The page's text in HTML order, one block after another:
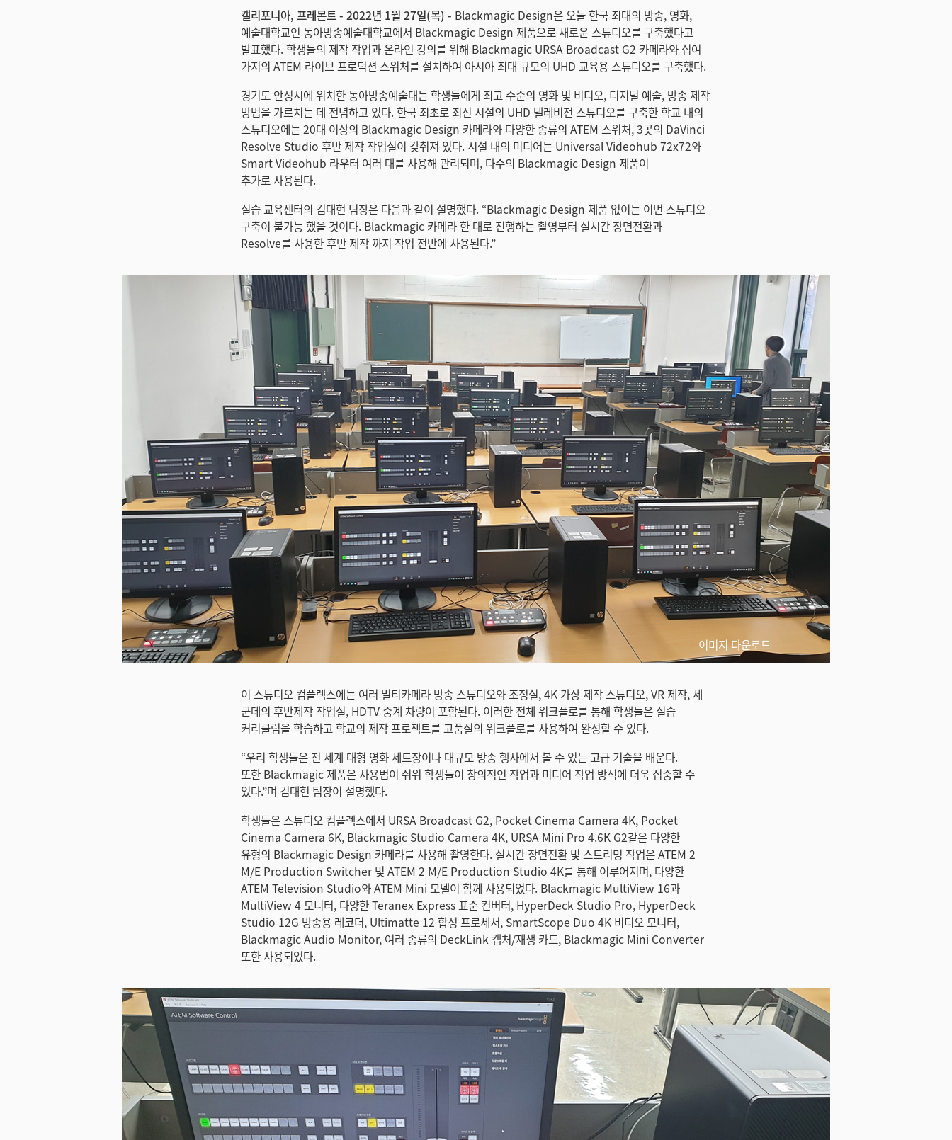
캘리포니아, 프레몬트 - 2022년 1월 27일(목) - Blackmagic Design은 오늘 한국 최대의 방송, 영화,
예술대학교인 동아방송예술대학교에서 Blackmagic Design 제품으로 새로운 스튜디오를 구축했다고
발표했다. 학생들의 제작 작업과 온라인 강의를 위해 Blackmagic URSA Broadcast G2 카메라와 십여
가지의 ATEM 라이브 프로덕션 스위처를 설치하여 아시아 최대 규모의 UHD 교육용 스튜디오를 구축했다.
경기도 안성시에 위치한 동아방송예술대는 학생들에게 최고 수준의 영화 및 비디오, 디지털 예술, 방송 제작
방법을 가르치는 데 전념하고 있다. 한국 최초로 최신 시설의 UHD 텔레비전 스튜디오를 구축한 학교 내의
스튜디오에는 20대 이상의 Blackmagic Design 카메라와 다양한 종류의 ATEM 스위처, 3곳의 DaVinci
Resolve Studio 후반 제작 작업실이 갖춰져 있다. 시설 내의 미디어는 Universal Videohub 72x72와
Smart Videohub 라우터 여러 대를 사용해 관리되며, 다수의 Blackmagic Design 제품이
추가로 사용된다.
실습 교육센터의 김대현 팀장은 다음과 같이 설명했다. “Blackmagic Design 제품 없이는 이번 스튜디오
구축이 불가능 했을 것이다. Blackmagic 카메라 한 대로 진행하는 촬영부터 실시간 장면전환과
Resolve를 사용한 후반 제작 까지 작업 전반에 사용된다.”
이미지 다운로드
이 스튜디오 컴플렉스에는 여러 멀티카메라 방송 스튜디오와 조정실, 4K 가상 제작 스튜디오, VR 제작, 세
군데의 후반제작 작업실, HDTV 중계 차량이 포함된다. 이러한 전체 워크플로를 통해 학생들은 실습
커리큘럼을 학습하고 학교의 제작 프로젝트를 고품질의 워크플로를 사용하여 완성할 수 있다.
“우리 학생들은 전 세계 대형 영화 세트장이나 대규모 방송 행사에서 볼 수 있는 고급 기술을 배운다.
또한 Blackmagic 제품은 사용법이 쉬워 학생들이 창의적인 작업과 미디어 작업 방식에 더욱 집중할 수
있다.”며 김대현 팀장이 설명했다.
학생들은 스튜디오 컴플렉스에서 URSA Broadcast G2, Pocket Cinema Camera 4K, Pocket
Cinema Camera 6K, Blackmagic Studio Camera 4K, URSA Mini Pro 4.6K G2같은 다양한
유형의 Blackmagic Design 카메라를 사용해 촬영한다. 실시간 장면전환 및 스트리밍 작업은 ATEM 2
M/E Production Switcher 및 ATEM 2 M/E Production Studio 4K를 통해 이루어지며, 다양한
ATEM Television Studio와 ATEM Mini 모델이 함께 사용되었다. Blackmagic MultiView 16과
MultiView 4 모니터, 다양한 Teranex Express 표준 컨버터, HyperDeck Studio Pro, HyperDeck
Studio 12G 방송용 레코더, Ultimatte 12 합성 프로세서, SmartScope Duo 4K 비디오 모니터,
Blackmagic Audio Monitor, 여러 종류의 DeckLink 캡처/재생 카드, Blackmagic Mini Converter
또한 사용되었다.